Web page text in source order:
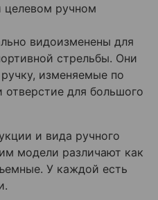
целевом ручном
видоизменены для
стрельбы. Они
изменяемые по
отверстие для большого
и вида ручного
модели различают как
У каждой есть